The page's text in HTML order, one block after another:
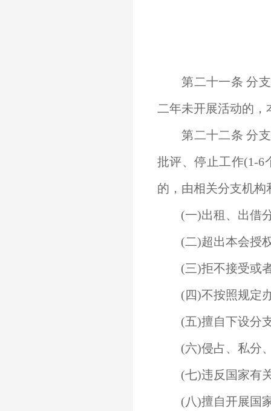
第二十一条 分支
二年未开展活动的，
第二十二条 分支
批评、停止工作(1-6
的，由相关分支机
(一)出租、出借
(二)超出本会授
(三)拒不接受或
(四)不按照规定
(五)擅自下设分
(六)侵占、私分
(七)违反国家有
(八)擅自开展国